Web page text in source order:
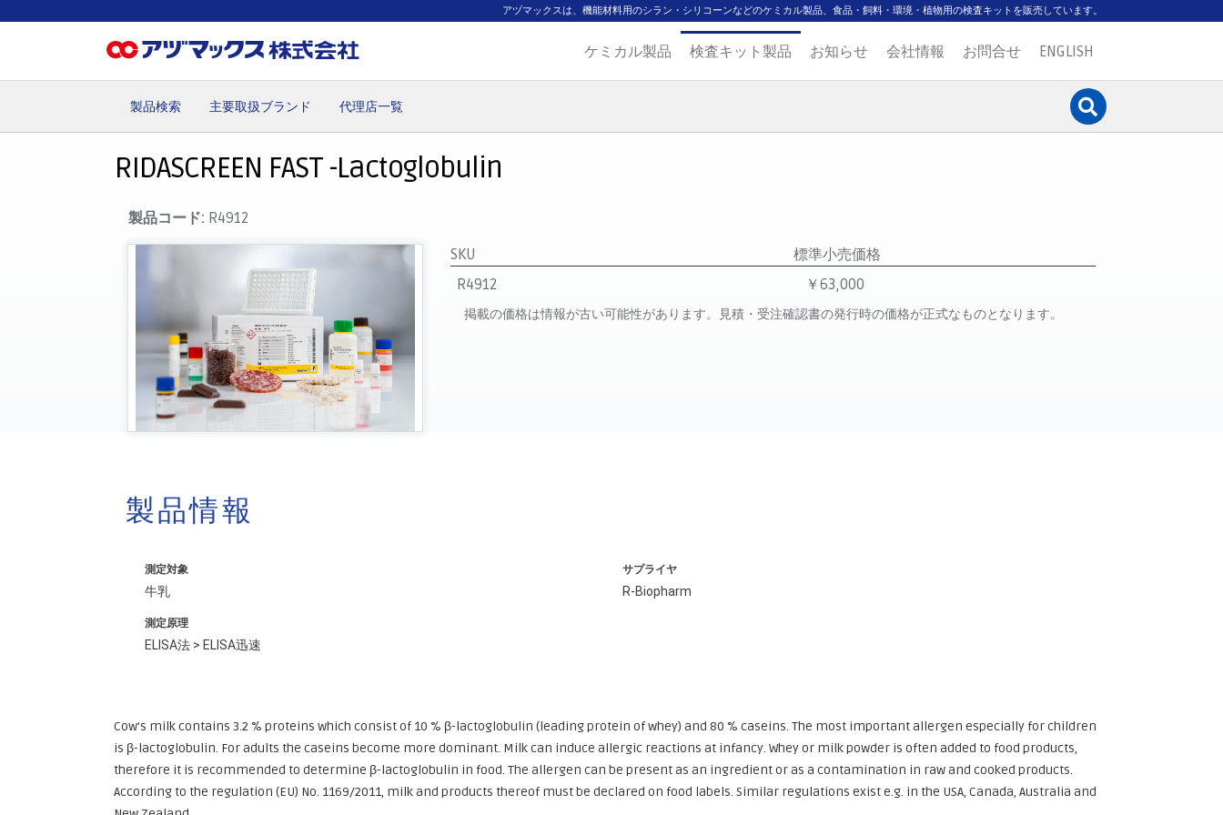
アヅマックスは、機能材料用のシラン・シリコーンなどのケミカル製品、食品・飼料・環境・植物用の検査キットを販売しています。
ケミカル製品 検査キット製品 お知らせ 会社情報 お問合せ ENGLISH
製品検索 主要取扱ブランド 代理店一覧
RIDASCREEN FAST -Lactoglobulin
製品コード: R4912
SKU
標準小売価格
R4912
￥63,000
掲載の価格は情報が古い可能性があります。見積・受注確認書の発行時の価格が正式なものとなります。
製品情報
測定対象
牛乳
サプライヤ
R-Biopharm
測定原理
ELISA法 > ELISA迅速
Cow’s milk contains 3.2 % proteins which consist of 10 % β-lactoglobulin (leading protein of whey) and 80 % caseins. The most important allergen especially for children
is β-lactoglobulin. For adults the caseins become more dominant. Milk can induce allergic reactions at infancy. Whey or milk powder is often added to food products,
therefore it is recommended to determine β-lactoglobulin in food. The allergen can be present as an ingredient or as a contamination in raw and cooked products.
According to the regulation (EU) No. 1169/2011, milk and products thereof must be declared on food labels. Similar regulations exist e.g. in the USA, Canada, Australia and